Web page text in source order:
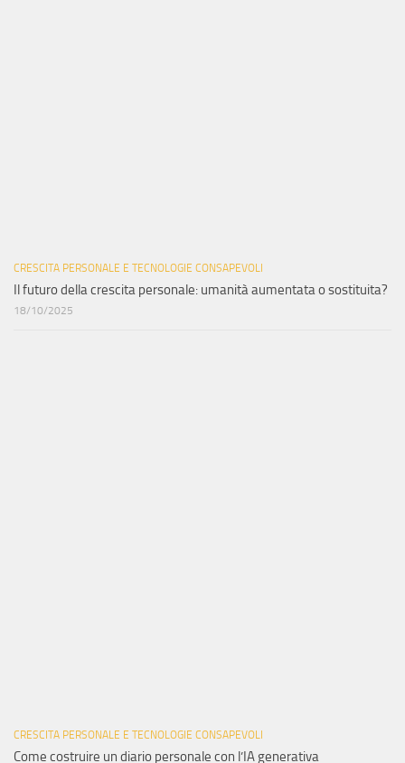
CRESCITA PERSONALE E TECNOLOGIE CONSAPEVOLI
Il futuro della crescita personale: umanità aumentata o sostituita?
18/10/2025
CRESCITA PERSONALE E TECNOLOGIE CONSAPEVOLI
Come costruire un diario personale con l’IA generativa